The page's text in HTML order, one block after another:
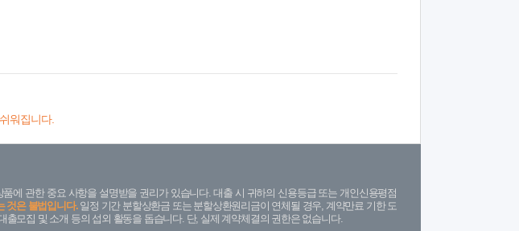
워집니다.
에 관한 중요 사항을 설명받을 권리가 있습니다. 대출 시 귀하의 신용등급 또는 개인신용평점
것은 불법입니다.일정 기간 분할상환금 또는 분할상환원리금이 연체될 경우, 계약만료 기한 도
모집 및 소개 등의 섭외 활동을 돕습니다. 단, 실제 계약체결의 권한은 없습니다.